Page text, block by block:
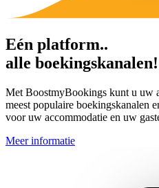
Eén platform..
alle boekingskanalen!
Met BoostmyBookings kunt u uw
meest populaire boekingskanalen
voor uw accommodatie en uw
Meer informatie